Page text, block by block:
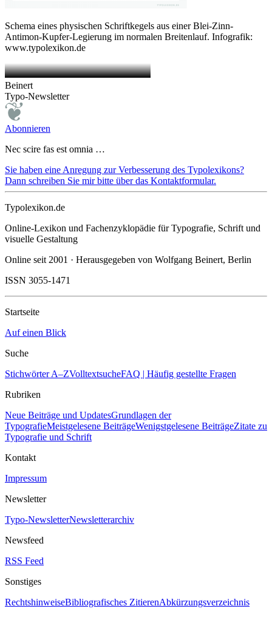
Schema eines physischen Schriftkegels aus einer Blei-Zinn-
Antimon-Kupfer-Legierung im normalen Breitenlauf. Infografik:
www.typolexikon.de
Beinert
Typo-Newsletter
Abonnieren
Nec scire fas est omnia …
Sie haben eine Anregung zur Verbesserung des Typolexikons?
Dann schreiben Sie mir bitte über das Kontaktformular.
Typolexikon.de
Online-Lexikon und Fachenzyklopädie für Typografie, Schrift und
visuelle Gestaltung
Online seit 2001 · Herausgegeben von Wolfgang Beinert, Berlin
ISSN 3055-1471
Startseite
Auf einen Blick
Suche
Stichwörter A–ZVolltextsucheFAQ | Häufig gestellte Fragen
Rubriken
Neue Beiträge und UpdatesGrundlagen der
TypografieMeistgelesene BeiträgeWenigstgelesene BeiträgeZitate zu
Typografie und Schrift
Kontakt
Impressum
Newsletter
Typo-NewsletterNewsletterarchiv
Newsfeed
RSS Feed
Sonstiges
RechtshinweiseBibliografisches ZitierenAbkürzungsverzeichnis